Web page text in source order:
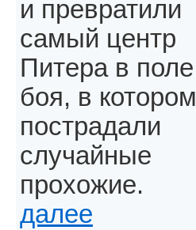
и превратили
самый центр
Питера в поле
боя, в котором
пострадали
случайные
прохожие.
далее